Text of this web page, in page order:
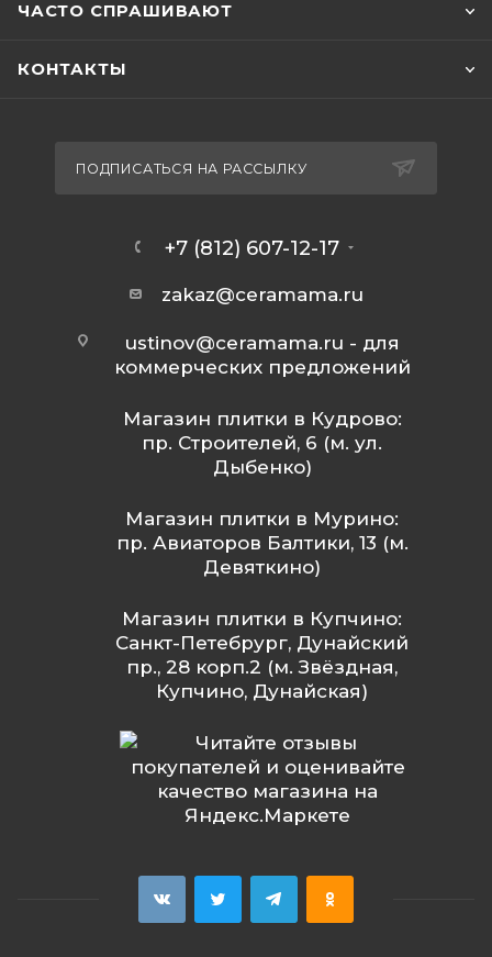
ЧАСТО СПРАШИВАЮТ
КОНТАКТЫ
ПОДПИСАТЬСЯ НА РАССЫЛКУ
+7 (812) 607-12-17
zakaz@ceramama.ru
ustinov@ceramama.ru - для
коммерческих предложений
Магазин плитки в Кудрово:
пр. Строителей, 6 (м. ул.
Дыбенко)
Магазин плитки в Мурино:
пр. Авиаторов Балтики, 13 (м.
Девяткино)
Магазин плитки в Купчино:
Санкт-Петебрург, Дунайский
пр., 28 корп.2 (м. Звёздная,
Купчино, Дунайская)